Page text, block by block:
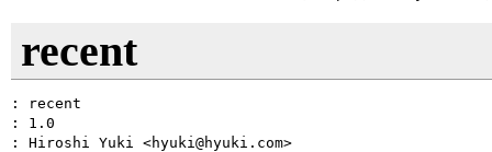
recent
: recent
: 1.0
: Hiroshi Yuki <hyuki@hyuki.com>